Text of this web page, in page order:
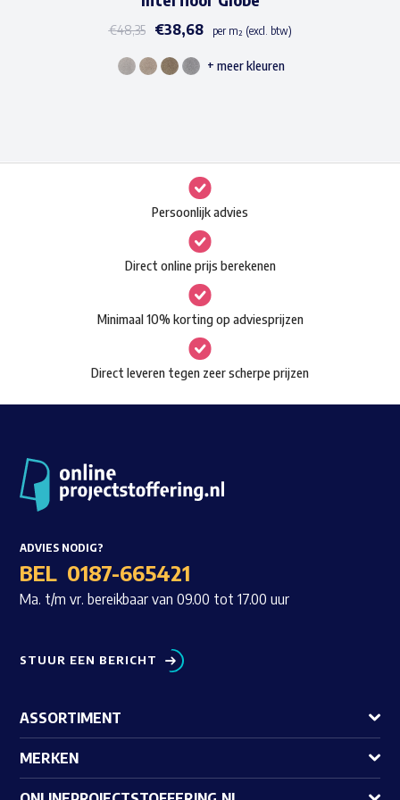
€48,35 €38,68 per m² (excl. btw)
variaties.
Deze
optie
kan
gekozen
worden
op
de
productpagina
+ meer kleuren
Persoonlijk advies
Direct online prijs berekenen
Minimaal 10% korting op adviesprijzen
Direct leveren tegen zeer scherpe prijzen
ADVIES NODIG?
BEL 0187-665421
Ma. t/m vr. bereikbaar van 09.00 tot 17.00 uur
STUUR EEN BERICHT
ASSORTIMENT
MERKEN